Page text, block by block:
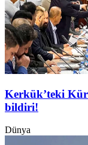
Kerkük’teki
bildiri!
Dünya